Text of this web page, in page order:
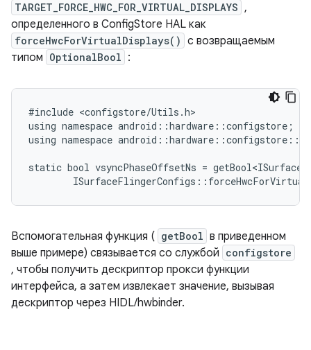
TARGET_FORCE_HWC_FOR_VIRTUAL_DISPLAYS ,
определенного в ConfigStore HAL как
forceHwcForVirtualDisplays() с возвращаемым
типом OptionalBool :
#include <configstore/Utils.h>
using namespace android::hardware::configstore;
using namespace
static bool vsyncPhaseOffsetNs =
Вспомогательная функция ( getBool в приведенном
выше примере) связывается со службой configstore
, чтобы получить дескриптор прокси функции
интерфейса, а затем извлекает значение, вызывая
дескриптор через HIDL/hwbinder.